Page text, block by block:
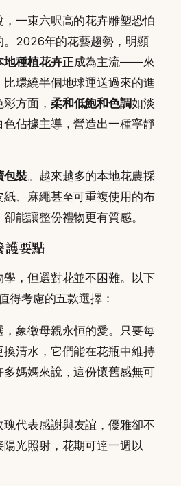
一束六呎高的花卉雕塑恐怕
。2026年的花藝趨勢，明顯
地種植花卉正成為主流——來
比環繞半個地球運送過來的進
方面， 柔和低飽和色調如淡
佔據主導，營造出一種寧靜
包裝。越來越多的本地花農採
、麻繩甚至可重複使用的布
能讓整份禮物更有質感。
護要點
，但選對花並不困難。以下
得考慮的五款選擇：
象徵母親永恒的愛。只要每
清水，它們能在花瓶中維持
媽媽來說，這份懷舊感無可
代表感謝與友誼，優雅卻不
光照射，花期可達一週以